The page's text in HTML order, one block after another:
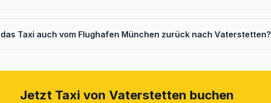
Taxi auch vom Flughafen München zurück nach Vaterstetten?
Jetzt Taxi von Vaterstetten buchen